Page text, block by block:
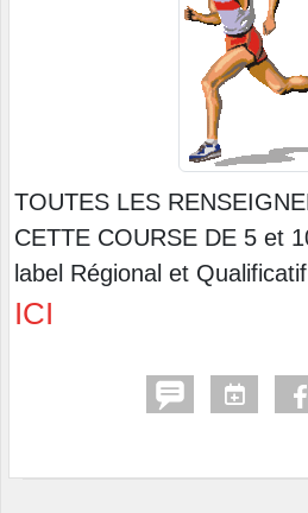
TOUTES LES
CETTE COURSE DE 5 et
label Régional et
ICI